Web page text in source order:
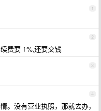
1
2
费要 1%,还要交钱
3
4
。没有营业执照，那就去办，